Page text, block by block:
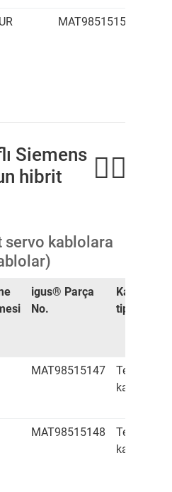
MAT98515150
Siemens
hibrit
servo kablolara
igus® Parça
No.
Kablo
tipi
MAT98515147
Temel
kablo
MAT98515148
Temel
kablo